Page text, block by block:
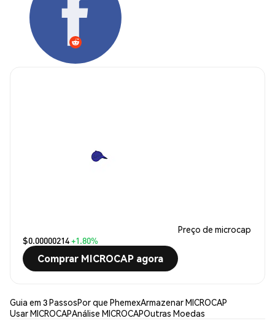
Preço de microcap
$0.00000214+1.80%
Comprar MICROCAP agora
Guia em 3 PassosPor que PhemexArmazenar MICROCAP
Usar MICROCAPAnálise MICROCAPOutras Moedas